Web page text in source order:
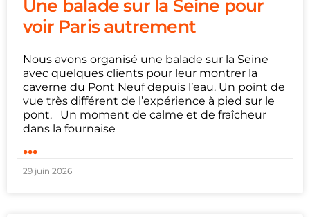
Une balade sur la Seine pour
voir Paris autrement
Nous avons organisé une balade sur la Seine
avec quelques clients pour leur montrer la
caverne du Pont Neuf depuis l’eau. Un point de
vue très différent de l’expérience à pied sur le
pont. Un moment de calme et de fraîcheur
dans la fournaise
...
29 juin 2026